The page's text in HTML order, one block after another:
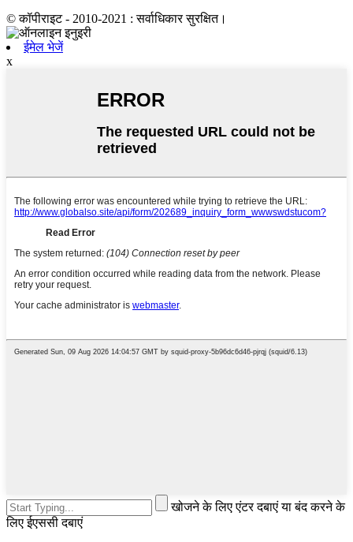
© कॉपीराइट - 2010-2021 : सर्वाधिकार सुरक्षित।
ईमेल भेजें
x
खोजने के लिए एंटर दबाएं या बंद करने के
लिए ईएससी दबाएं